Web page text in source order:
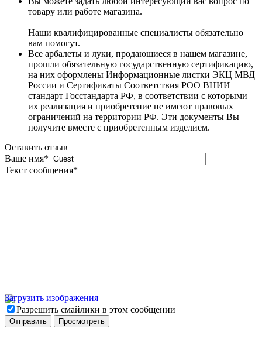
товару или работе магазина.
Наши квалифицированные специалисты обязательно
вам помогут.
Все арбалеты и луки, продающиеся в нашем магазине,
прошли обязательную государственную сертификацию,
на них оформлены Информационные листки ЭКЦ МВД
России и Сертификаты Соответствия РОО ВНИИ
стандарт Госстандарта РФ, в соответствии с которыми
их реализация и приобретение не имеют правовых
ограничений на территории РФ. Эти документы Вы
получите вместе с приобретенным изделием.
Оставить отзыв
Ваше имя*
Текст сообщения*
Загрузить изображения
Разрешить смайлики в этом сообщении